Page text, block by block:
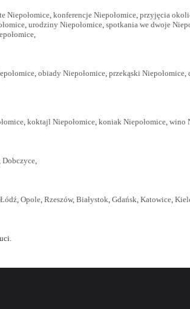
Niepołomice, konferencje Niepołomice, przyjęcia
, urodziny Niepołomice, spotkania we dwoje
,
, obiady Niepołomice, przekąski Niepołomice,
, koktajl Niepołomice, koniak Niepołomice, wino
Dobczyce,
Łódź, Opole, Rzeszów, Białystok, Gdańsk, Katowice,